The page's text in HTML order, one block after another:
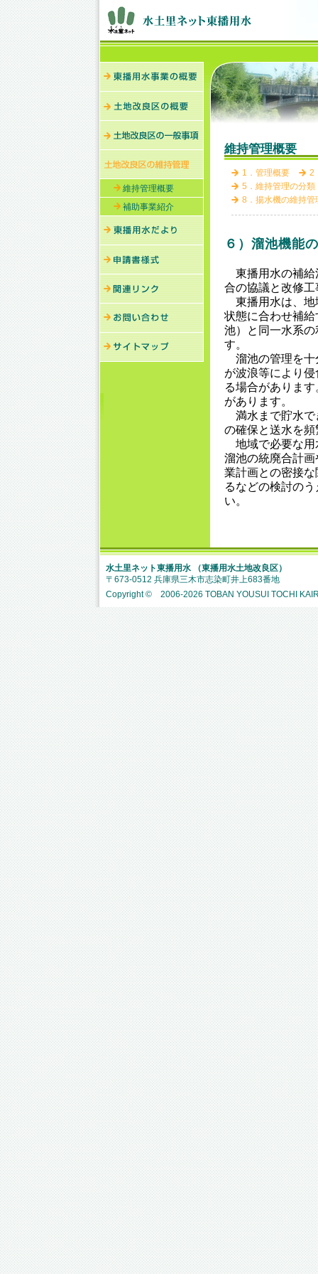
維持管理概要
補助事業紹介
維持管理概要
1．管理概要
2
5．維持管理の分類
8．揚水機の維持管
６）溜池機能
東播用水の補給
合の協議と改修
東播用水は、地
状態に合わせ補
池）と同一水系
す。
溜池の管理を十
が波浪等により
る場合がありま
があります。
満水まで貯水で
の確保と送水を
地域で必要な用
溜池の統廃合計
業計画との密接
るなどの検討の
い。
水土里ネット東播用水 （東播用水土地改良区）
〒673-0512 兵庫県三木市志染町井上683番地
Copyright © 2006-2026 TOBAN YOUSUI TOCHI